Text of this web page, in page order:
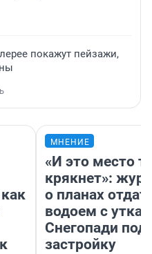
покажут пейзажи,
МНЕНИЕ
«И это место
крякнет»:
о планах
водоем с
Снегопади под
застройку